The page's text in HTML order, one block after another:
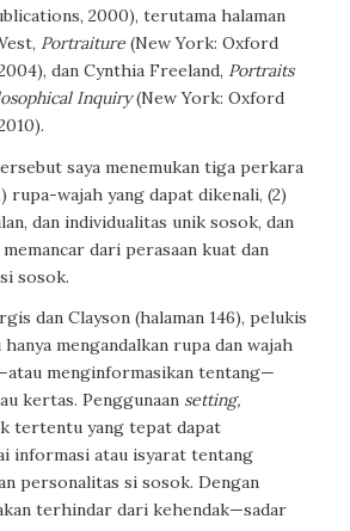
2000), terutama halaman
Portraiture (New York: Oxford
dan Cynthia Freeland, Portraits
Inquiry(New York: Oxford
saya menemukan tiga perkara
wajah yang dapat dikenali, (2)
dan individualitas unik sosok, dan
dari perasaan kuat dan
sosok.
dan Clayson (halaman 146), pelukis
mengandalkan rupa dan wajah
menginformasikan tentang—
kertas. Penggunaan setting,
tertentu yang tepat dapat
informasi atau isyarat tentang
personalitas si sosok. Dengan
terhindar dari kehendak—sadar